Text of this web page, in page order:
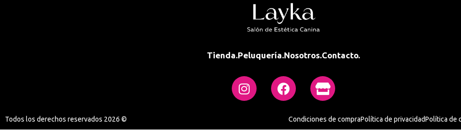
Tienda.Peluquería.Nosotros.Contacto.
Todos los derechos reservados 2026 © Condiciones de compraPolítica de privacidadPolítica de